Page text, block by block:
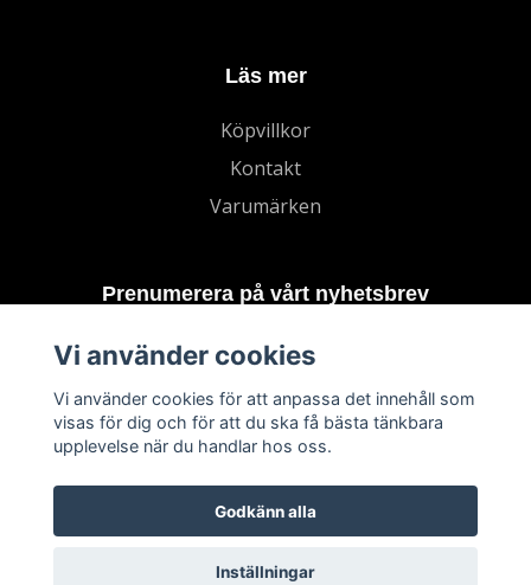
Läs mer
Köpvillkor
Kontakt
Varumärken
Prenumerera på vårt nyhetsbrev
Vi använder cookies
Vi använder cookies för att anpassa det innehåll som
visas för dig och för att du ska få bästa tänkbara
upplevelse när du handlar hos oss.
Godkänn alla
Inställningar